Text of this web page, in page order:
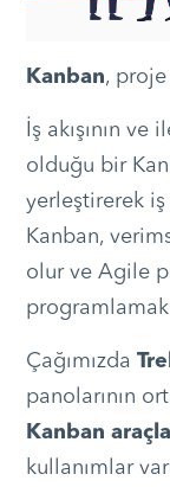
Kanban, proje
İş akışının
olduğu bir
yerleştirerek iş
Kanban,
olur ve Agile
programlamak
Çağımızda
panolarının
Kanban
kullanımlar